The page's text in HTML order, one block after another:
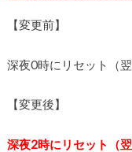
【変更前】
深夜0時にリセット（
【変更後】
深夜2時にリセット（